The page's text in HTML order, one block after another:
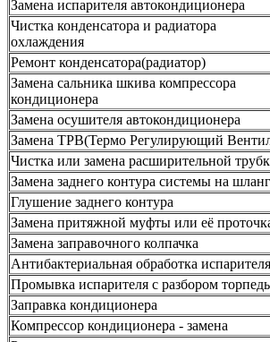
Замена испарителя автокондиционера
Чистка конденсатора и радиатора
охлаждения
Ремонт конденсатора(радиатор)
Замена сальника шкива компрессора
кондиционера
Замена осушителя автокондиционера
Замена ТРВ(Термо Регулирующий
Чистка или замена расширительной
Замена заднего контура системы на
Глушение заднего контура
Замена притяжной муфты или её
Замена заправочного колпачка
Антибактериальная обработка испарителя
Промывка испарителя с разбором
Заправка кондиционера
Компрессор кондиционера - замена